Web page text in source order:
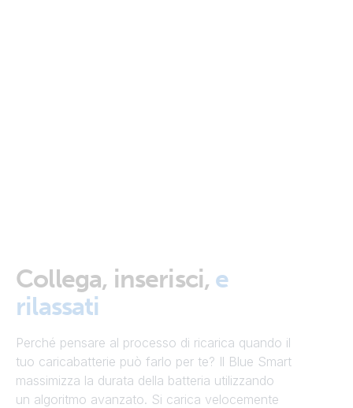
Collega, inserisci, e
rilassati
Perché pensare al processo di ricarica quando il
tuo caricabatterie può farlo per te? Il Blue Smart
massimizza la durata della batteria utilizzando
un algoritmo avanzato. Si carica velocemente